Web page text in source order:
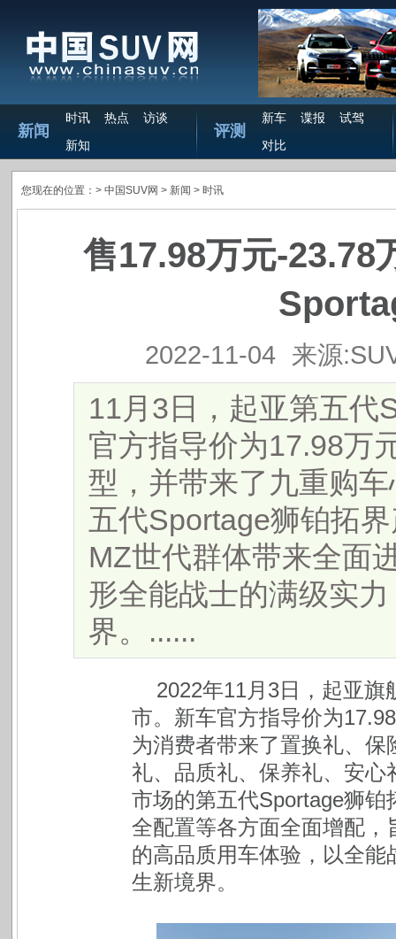
新闻
时讯 热点
访谈
新知
评测
新车 谍报
试驾
对比
您现在的位置：> 中国SUV网 > 新闻 > 时讯
售17.98万元-23.78
2022-11-04 来源
11月3日，起亚第五代
官方指导价为17.98万
型，并带来了九重购
五代Sportage狮铂拓
MZ世代群体带来全面
形全能战士的满级实
界。......
2022年11月3日，起亚
市。新车官方指导价为
为消费者带来了置换礼、
礼、品质礼、保养礼、安
市场的第五代Sportage狮
全配置等各方面全面增配
的高品质用车体验，以全
生新境界。